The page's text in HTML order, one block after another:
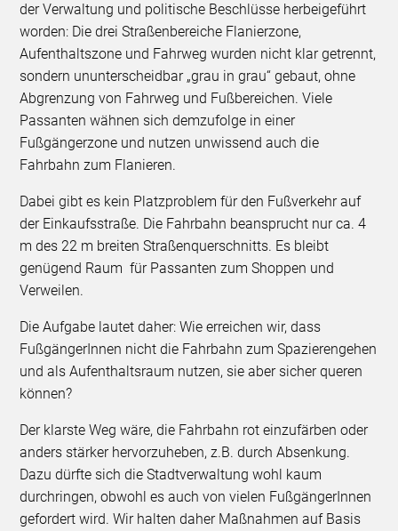
der Verwaltung und politische Beschlüsse herbeigeführt
worden: Die drei Straßenbereiche Flanierzone,
Aufenthaltszone und Fahrweg wurden nicht klar getrennt,
sondern ununterscheidbar „grau in grau“ gebaut, ohne
Abgrenzung von Fahrweg und Fußbereichen. Viele
Passanten wähnen sich demzufolge in einer
Fußgängerzone und nutzen unwissend auch die
Fahrbahn zum Flanieren.
Dabei gibt es kein Platzproblem für den Fußverkehr auf
der Einkaufsstraße. Die Fahrbahn beansprucht nur ca. 4
m des 22 m breiten Straßenquerschnitts. Es bleibt
genügend Raum für Passanten zum Shoppen und
Verweilen.
Die Aufgabe lautet daher: Wie erreichen wir, dass
FußgängerInnen nicht die Fahrbahn zum Spazierengehen
und als Aufenthaltsraum nutzen, sie aber sicher queren
können?
Der klarste Weg wäre, die Fahrbahn rot einzufärben oder
anders stärker hervorzuheben, z.B. durch Absenkung.
Dazu dürfte sich die Stadtverwaltung wohl kaum
durchringen, obwohl es auch von vielen FußgängerInnen
gefordert wird. Wir halten daher Maßnahmen auf Basis